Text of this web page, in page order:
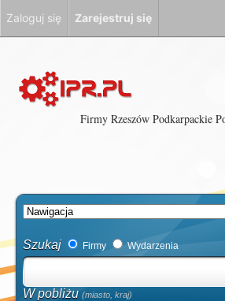
Firmy Rzeszów Podkarpackie
Szukaj Firmy Wydarzenia
W pobliżu (miasto, kraj)
Zaloguj się Zarejestruj się